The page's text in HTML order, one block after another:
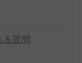
る質問